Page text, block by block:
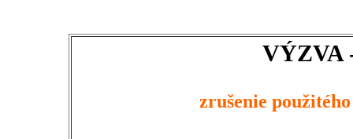
VÝZVA
zrušenie